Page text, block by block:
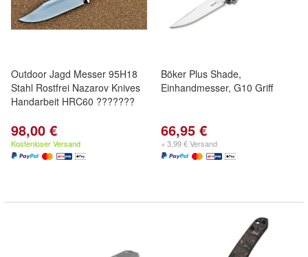
Outdoor Jagd Messer 95H18
Stahl Rostfrei Nazarov Knives
Handarbeit HRC60 ???????
98,00 €
Kostenloser Versand
Böker Plus Shade,
Einhandmesser, G10 Griff
66,95 €
+ 3,99 € Versand